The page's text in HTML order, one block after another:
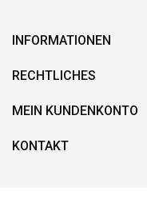
INFORMATIONEN
RECHTLICHES
MEIN KUNDENKONTO
KONTAKT